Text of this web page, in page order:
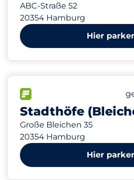
ABC-Straße 52
20354 Hamburg
Hier
Stadthöfe
Große Bleichen 35
20354 Hamburg
Hier